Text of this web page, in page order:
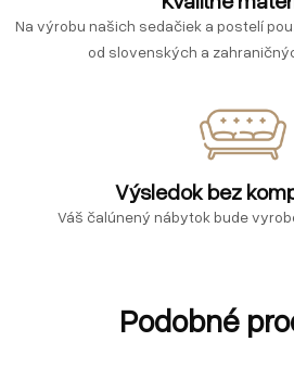
Na výrobu našich sedačiek a postelí
od slovenských a
Výsledok bez
Váš čalúnený nábytok bude
Podobné